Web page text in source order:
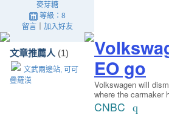
麥芽糖
等級：8
留言｜ 加入好友
文章推薦人 (1)
文武兩邊站, 可可
疊羅漢
EO go
Volkswagen will
where the carmaker
CNBC q